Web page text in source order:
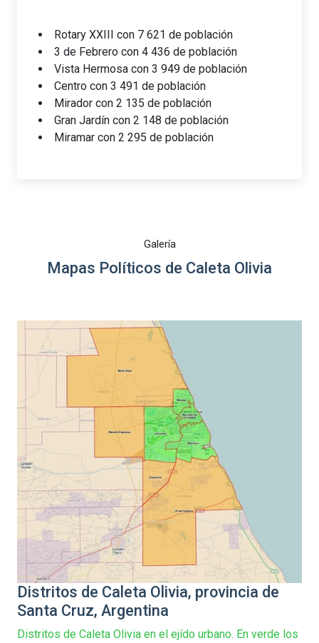
Rotary XXIII con 7 621 de población
3 de Febrero con 4 436 de población
Vista Hermosa con 3 949 de población
Centro con 3 491 de población
Mirador con 2 135 de población
Gran Jardín con 2 148 de población
Miramar con 2 295 de población
Galería
Mapas Políticos de Caleta Olivia
Distritos de Caleta Olivia, provincia de
Santa Cruz, Argentina
Distritos de Caleta Olivia en el ejído urbano. En verde los